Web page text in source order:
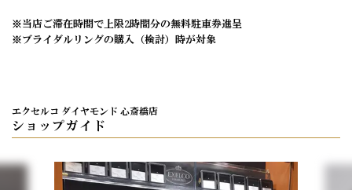
※当店ご滞在時間で上限2時間分の無料駐車券進呈
※ブライダルリングの購入（検討）時が対象
エクセルコ ダイヤモンド 心斎橋店
ショップガイド